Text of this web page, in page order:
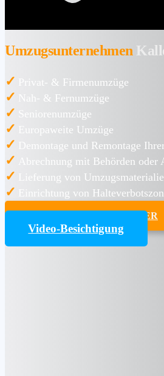
Umzugsunternehmen
✓ Privat- & Firmenumzüge
✓ Nah- & Fernumzüge
✓ Seniorenumzüge
✓ Europaweite Umzüge
✓ Demontage und Remontage
✓ Abrechnung mit Behörden oder
✓ Lieferung von
✓ Einrichtung von
UMZUGSKOSTENRECHNER
Video-Besichtigung